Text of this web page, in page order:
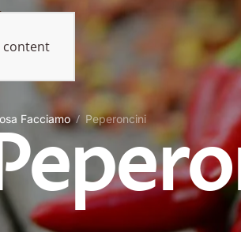
content
Facciamo Peperoncini